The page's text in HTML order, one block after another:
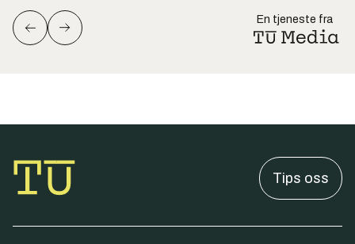
En tjeneste fra
Tips oss